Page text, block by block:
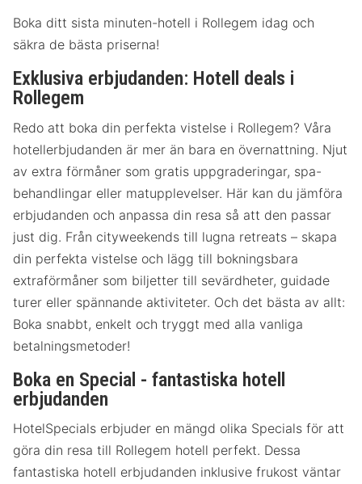
Boka ditt sista minuten-hotell i Rollegem idag och
säkra de bästa priserna!
Exklusiva erbjudanden: Hotell deals i
Rollegem
Redo att boka din perfekta vistelse i Rollegem? Våra
hotellerbjudanden är mer än bara en övernattning. Njut
av extra förmåner som gratis uppgraderingar, spa-
behandlingar eller matupplevelser. Här kan du jämföra
erbjudanden och anpassa din resa så att den passar
just dig. Från cityweekends till lugna retreats – skapa
din perfekta vistelse och lägg till bokningsbara
extraförmåner som biljetter till sevärdheter, guidade
turer eller spännande aktiviteter. Och det bästa av allt:
Boka snabbt, enkelt och tryggt med alla vanliga
betalningsmetoder!
Boka en Special - fantastiska hotell
erbjudanden
HotelSpecials erbjuder en mängd olika Specials för att
göra din resa till Rollegem hotell perfekt. Dessa
fantastiska hotell erbjudanden inklusive frukost väntar